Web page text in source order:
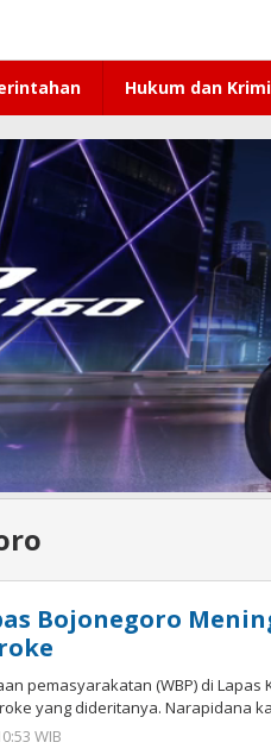
Hukum dan
Bojonegoro
pemasyarakatan (WBP) di Lapas
yang dideritanya. Narapidana
WIB